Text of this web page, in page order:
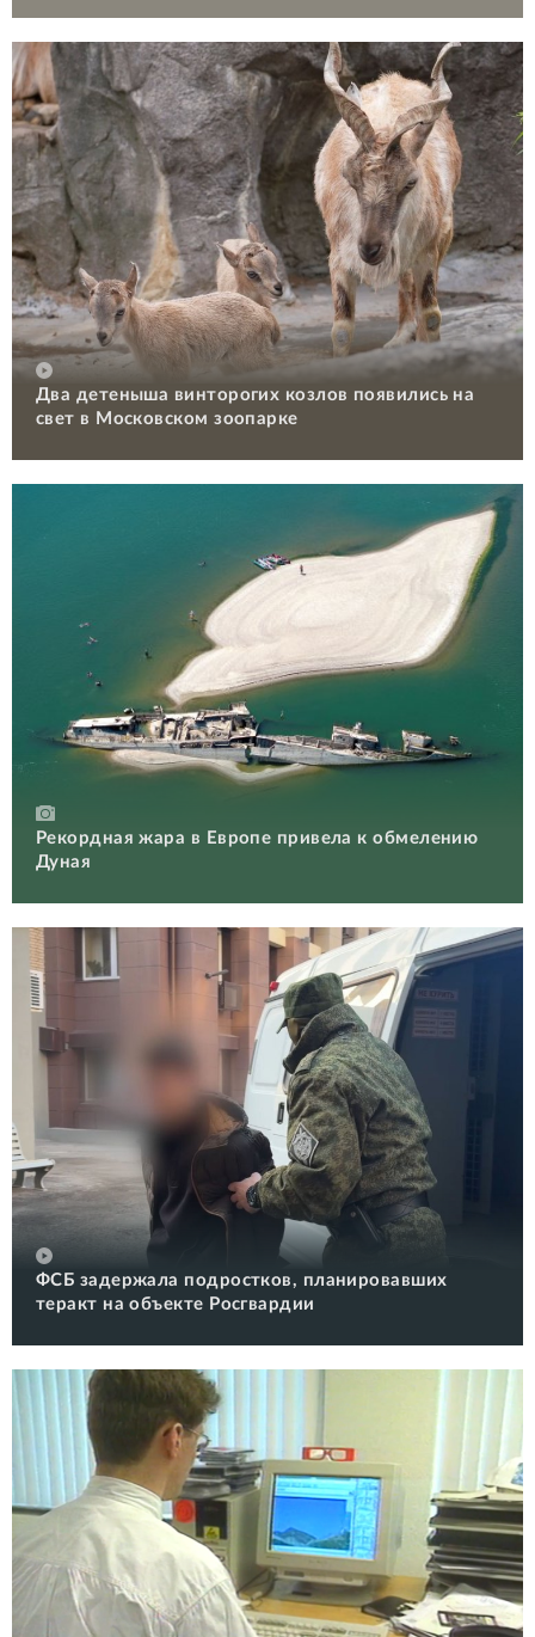
Два детеныша винторогих козлов появились на
свет в Московском зоопарке
Рекордная жара в Европе привела к обмелению
Дуная
ФСБ задержала подростков, планировавших
теракт на объекте Росгвардии